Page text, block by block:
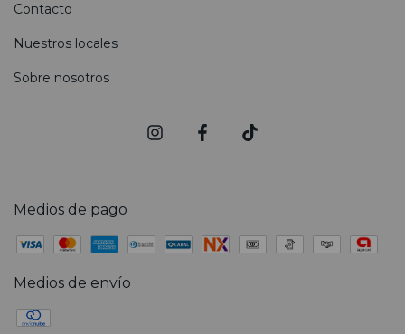
Contacto
Nuestros locales
Sobre nosotros
Medios de pago
Medios de envío